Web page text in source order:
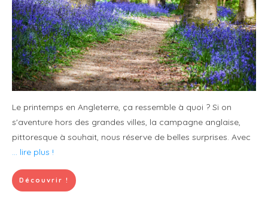
Le printemps en Angleterre, ça ressemble à quoi ? Si on
s'aventure hors des grandes villes, la campagne anglaise,
pittoresque à souhait, nous réserve de belles surprises. Avec
... lire plus !
Découvrir !